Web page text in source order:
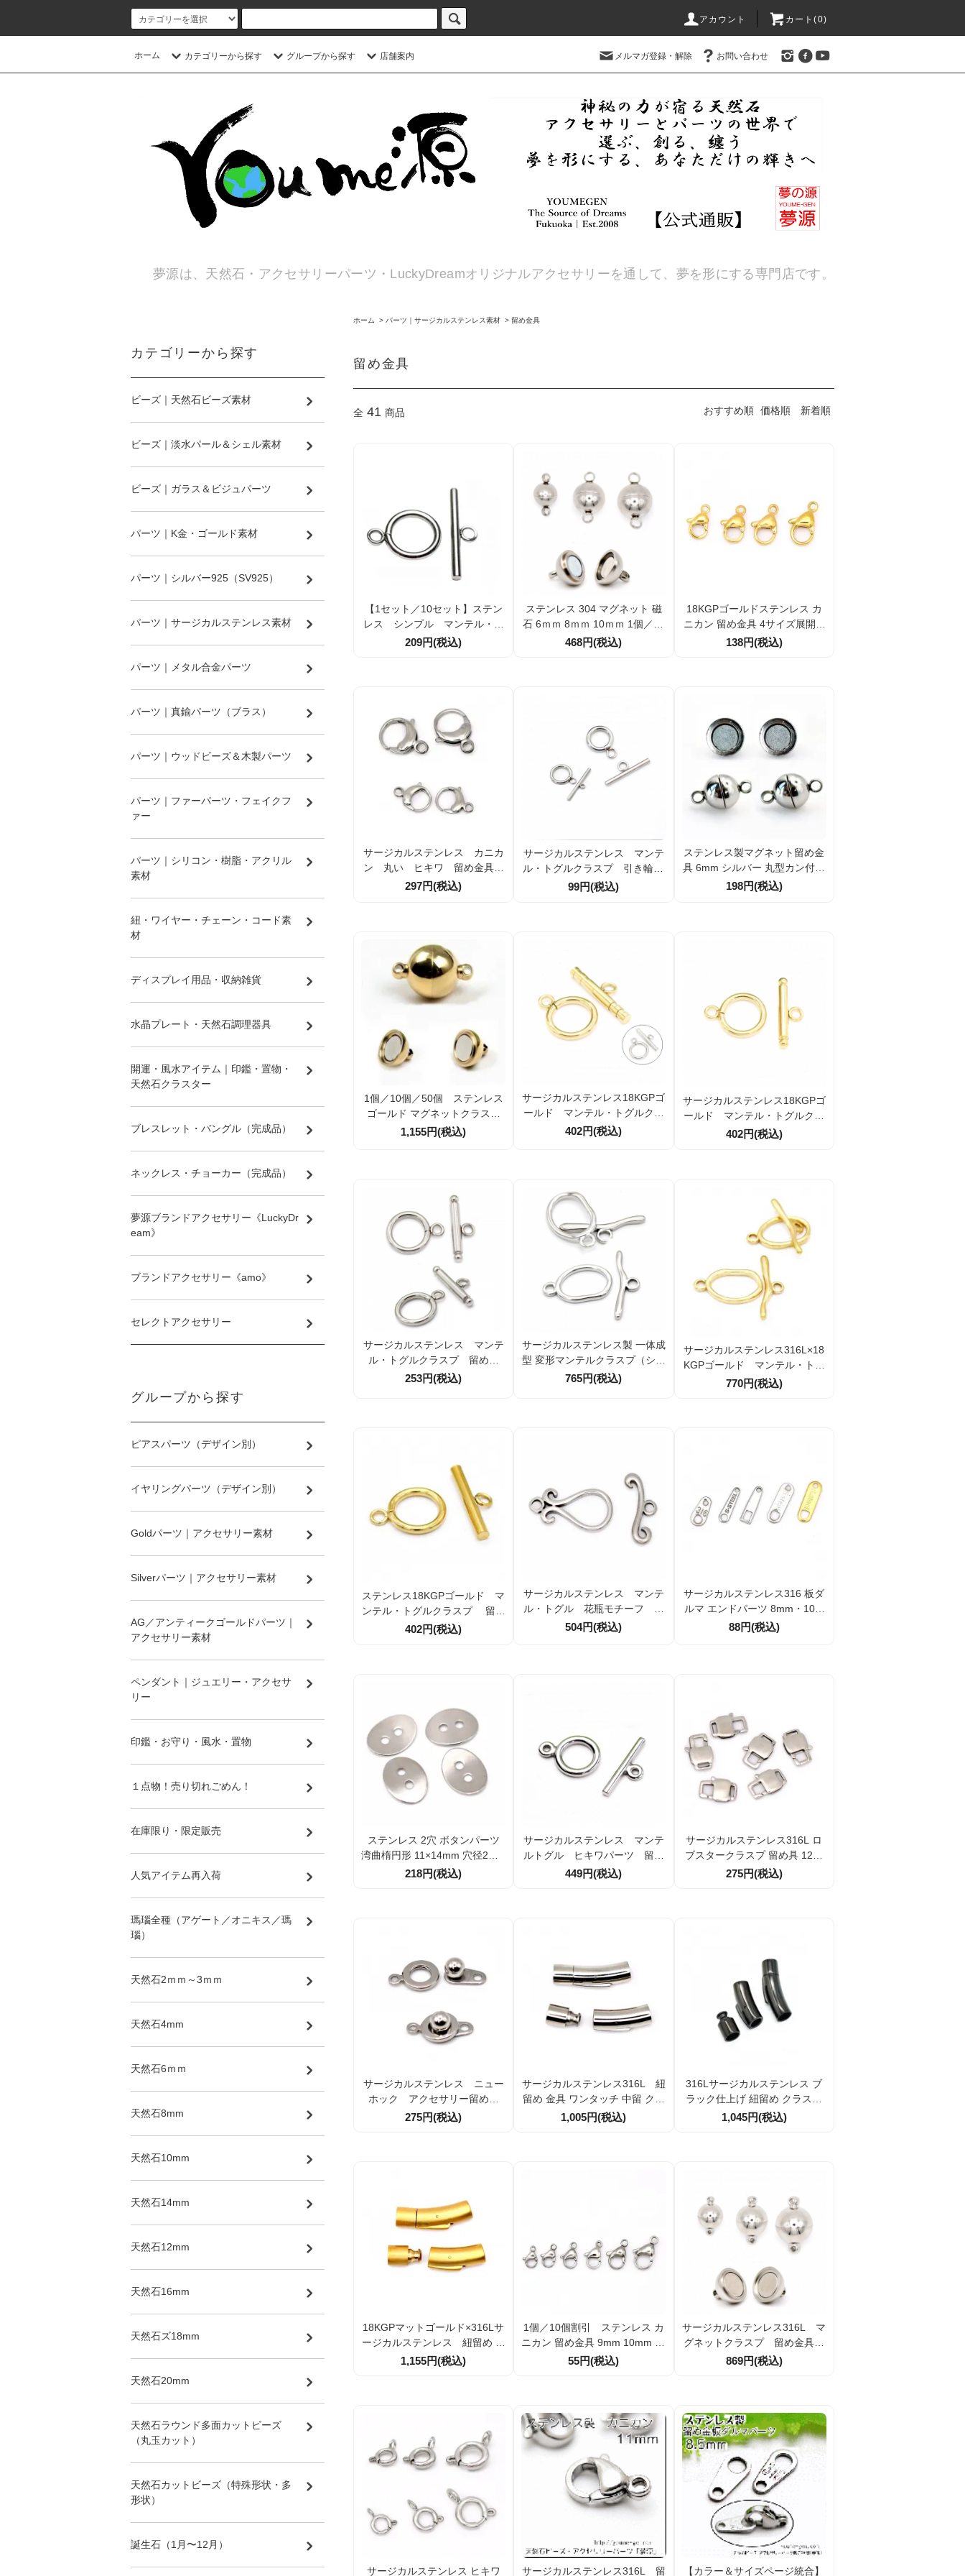
アカウント カート(0)
ホーム カテゴリーから探す グループから探す 店舗案内 メルマガ登録・解除 お問い合わせ
夢源は、天然石・アクセサリーパーツ・LuckyDreamオリジナルアクセサリーを通して、夢を形にする専門店です。
ホーム > パーツ｜サージカルステンレス素材 > 留め金具
留め金具
全 41 商品 おすすめ順 価格順 新着順
【1セット／10セット】ステン
レス シンプル マンテル・ト
グルクラスプ 留め金具 引き
209円(税込)
ステンレス 304 マグネット 磁
石 6ｍｍ 8ｍｍ 10ｍｍ 1個／10
個／100個
468円(税込)
18KGPゴールドステンレス カ
ニカン 留め金具 4サイズ展開 9
ｍｍ～12ｍｍ 1個／10個
138円(税込)
サージカルステンレス カニカ
ン 丸い ヒキワ 留め金具
12ｍｍ・17ｍｍ 1個／10個
297円(税込)
サージカルステンレス マンテ
ル・トグルクラスプ 引き輪10
ｍｍ 11mm 1組／10組（1345
99円(税込)
ステンレス製マグネット留め金
具 6mm シルバー 丸型カン付き
（カン内径約1.2mm）軽量ビー
198円(税込)
1個／10個／50個 ステンレス
ゴールド マグネットクラスプ
留め金具 ラウンド10ｍｍ（141
1,155円(税込)
サージカルステンレス18KGPゴ
ールド マンテル・トグルクラ
スプ 留め金具 引き輪外径14
402円(税込)
サージカルステンレス18KGPゴ
ールド マンテル・トグルクラ
スプ 留め金具 引き輪14mm
402円(税込)
サージカルステンレス マンテ
ル・トグルクラスプ 留め金
具 引き輪外径14mm 1組／10
253円(税込)
サージカルステンレス製 一体成
型 変形マンテルクラスプ（シル
バー色）1個／10個割引
765円(税込)
サージカルステンレス316L×18
KGPゴールド マンテル・トグ
ルクラスプ ヒキワ留め金具
770円(税込)
ステンレス18KGPゴールド マ
ンテル・トグルクラスプ 留め
金具 ヒキワパーツ 外径14m
402円(税込)
サージカルステンレス マンテ
ル・トグル 花瓶モチーフ ク
ラスプ ヒキワ 留め金具パー
504円(税込)
サージカルステンレス316 板ダ
ルマ エンドパーツ 8mm・10m
m・11mm 全5種類 エンドプレ
88円(税込)
ステンレス 2穴 ボタンパーツ
湾曲楕円形 11×14mm 穴径2mm
アクセサリーパーツ 1個／10個
218円(税込)
サージカルステンレス マンテ
ルトグル ヒキワパーツ 留め
金具（一体成型） ヒキワ外径1
449円(税込)
サージカルステンレス316L ロ
ブスタークラスプ 留め具 12ｍ
ｍシルバー 1個・10個割引 ハン
275円(税込)
サージカルステンレス ニュー
ホック アクセサリー留め金
具 9ｍｍ 1個／10個（126291275円(税込)
サージカルステンレス316L 紐
留め 金具 ワンタッチ 中留 クラ
スプ 穴径6ｍｍ １個入／10個入
1,005円(税込)
316Lサージカルステンレス ブ
ラック仕上げ 紐留め クラスプ
ワンタッチ 差し込み 中留 留め
1,045円(税込)
18KGPマットゴールド×316Lサ
ージカルステンレス 紐留め ク
ラスプ ワンタッチ 差し込み 中
1,155円(税込)
1個／10個割引 ステンレス カ
ニカン 留め金具 9mm 10mm 11
mm 12mm 13mm 15mm アク
55円(税込)
サージカルステンレス316L マ
グネットクラスプ 留め金具
6ｍｍ8ｍｍ10ｍｍ（10649148
869円(税込)
サージカルステンレス ヒキワ サージカルステンレス316L 留 【カラー＆サイズページ統合】
カテゴリーから探す
ビーズ｜天然石ビーズ素材
ビーズ｜淡水パール＆シェル素材
ビーズ｜ガラス＆ビジュパーツ
パーツ｜K金・ゴールド素材
パーツ｜シルバー925（SV925）
パーツ｜サージカルステンレス素材
パーツ｜メタル合金パーツ
パーツ｜真鍮パーツ（ブラス）
パーツ｜ウッドビーズ＆木製パーツ
パーツ｜ファーパーツ・フェイクフ
ァー
パーツ｜シリコン・樹脂・アクリル
素材
紐・ワイヤー・チェーン・コード素
材
ディスプレイ用品・収納雑貨
水晶プレート・天然石調理器具
開運・風水アイテム｜印鑑・置物・
天然石クラスター
ブレスレット・バングル（完成品）
ネックレス・チョーカー（完成品）
夢源ブランドアクセサリー《LuckyDr
eam》
ブランドアクセサリー《amo》
セレクトアクセサリー
グループから探す
ピアスパーツ（デザイン別）
イヤリングパーツ（デザイン別）
Goldパーツ｜アクセサリー素材
Silverパーツ｜アクセサリー素材
AG／アンティークゴールドパーツ｜
アクセサリー素材
ペンダント｜ジュエリー・アクセサ
リー
印鑑・お守り・風水・置物
１点物！売り切れごめん！
在庫限り・限定販売
人気アイテム再入荷
瑪瑙全種（アゲート／オニキス／瑪
瑙）
天然石2ｍｍ～3ｍｍ
天然石4mm
天然石6ｍｍ
天然石8mm
天然石10mm
天然石14mm
天然石12mm
天然石16mm
天然石ズ18mm
天然石20mm
天然石ラウンド多面カットビーズ
（丸玉カット）
天然石カットビーズ（特殊形状・多
形状）
誕生石（1月〜12月）